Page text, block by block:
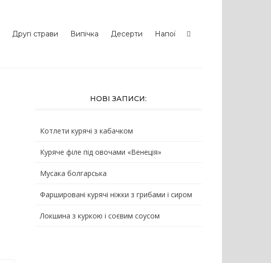
Другі страви Випічка Десерти Напої
НОВІ ЗАПИСИ:
Котлети курячі з кабачком
Куряче філе під овочами «Венеція»
Мусака болгарська
Фаршировані курячі ніжки з грибами і сиром
Локшина з куркою і соєвим соусом